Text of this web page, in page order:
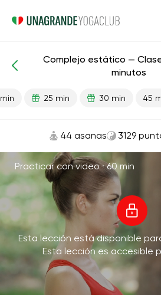
Lecciones preparadas Energía
Complejo estático —
minutos
25 min 30 min 45
44 asanas 3129
Practicar con video ·60 min
Esta lección está disponible
Esta lección es accesible